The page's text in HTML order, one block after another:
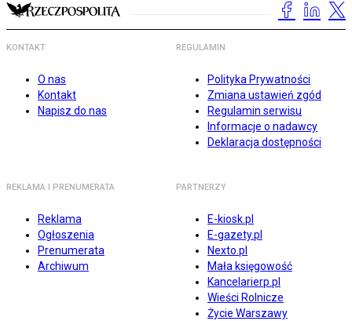
KONTAKT
O nas
Kontakt
Napisz do nas
REGULAMIN
Polityka Prywatności
Zmiana ustawień zgód
Regulamin serwisu
Informacje o nadawcy
Deklaracja dostępności
REKLAMA I PRENUMERATA
Reklama
Ogłoszenia
Prenumerata
Archiwum
PARTNERZY
E-kiosk.pl
E-gazety.pl
Nexto.pl
Mała księgowość
Kancelarierp.pl
Wieści Rolnicze
Życie Warszawy